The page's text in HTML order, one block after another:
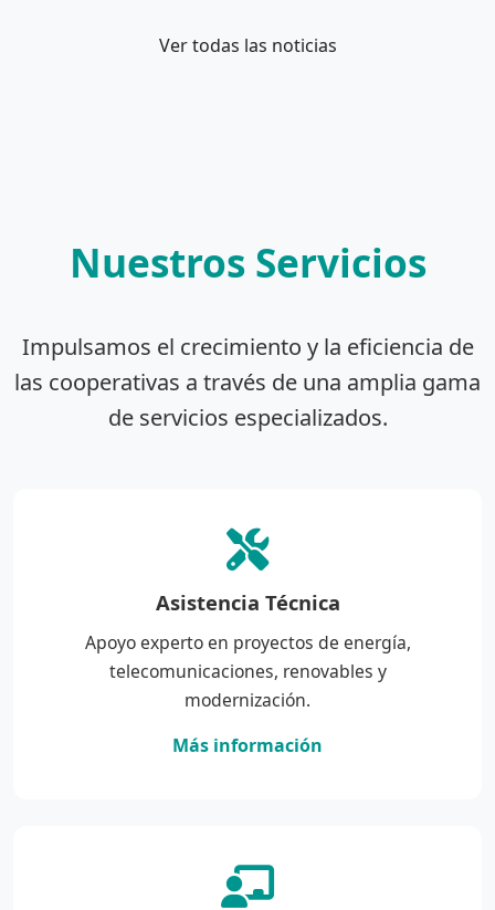
Ver todas las noticias
Nuestros Servicios
Impulsamos el crecimiento y la eficiencia de
las cooperativas a través de una amplia gama
de servicios especializados.
Asistencia Técnica
Apoyo experto en proyectos de energía,
telecomunicaciones, renovables y
modernización.
Más información